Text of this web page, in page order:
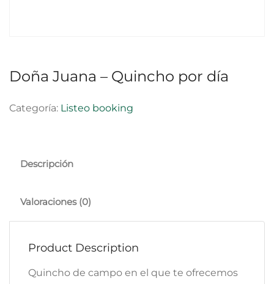
Doña Juana – Quincho por día
Categoría: Listeo booking
Descripción
Valoraciones (0)
Product Description
Quincho de campo en el que te ofrecemos